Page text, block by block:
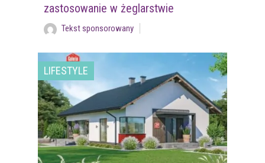
zastosowanie w żeglarstwie
Tekst sponsorowany
LIFESTYLE